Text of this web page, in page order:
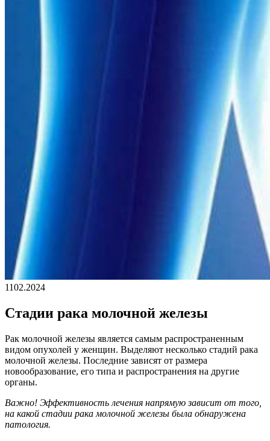
1102.2024
Стадии рака молочной железы
Рак молочной железы является самым распространенным
видом опухолей у женщин. Выделяют несколько стадий рака
молочной железы. Последние зависят от размера
новообразование, его типа и распространения на другие
органы.
Важно! Эффективность лечения напрямую зависит от того,
на какой стадии рака молочной железы была обнаружена
патология.